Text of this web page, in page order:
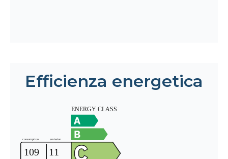
Efficienza energetica